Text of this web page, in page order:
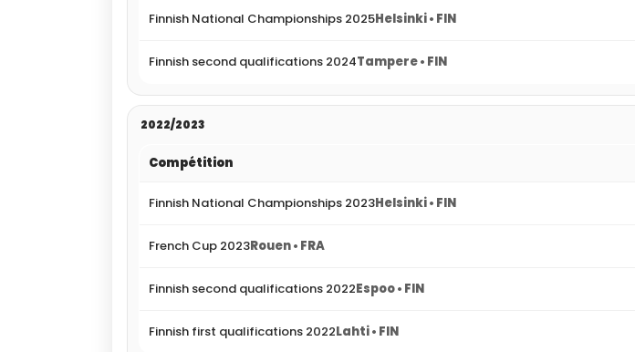
Finnish National Championships 2025Helsinki • FIN
Finnish second qualifications 2024Tampere • FIN
2022/2023
Compétition
Finnish National Championships 2023Helsinki • FIN
French Cup 2023Rouen • FRA
Finnish second qualifications 2022Espoo • FIN
Finnish first qualifications 2022Lahti • FIN